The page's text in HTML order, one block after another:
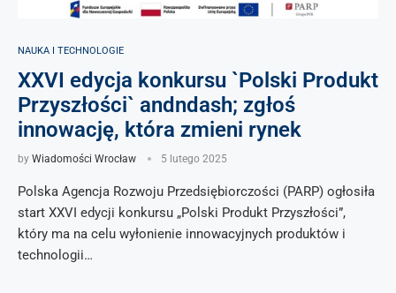
NAUKA I TECHNOLOGIE
XXVI edycja konkursu `Polski Produkt
Przyszłości` andndash; zgłoś
innowację, która zmieni rynek
by Wiadomości Wrocław 5 lutego 2025
Polska Agencja Rozwoju Przedsiębiorczości (PARP) ogłosiła
start XXVI edycji konkursu „Polski Produkt Przyszłości”,
który ma na celu wyłonienie innowacyjnych produktów i
technologii…